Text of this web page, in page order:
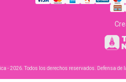
- 2026. Todos los derechos reservados. Defensa